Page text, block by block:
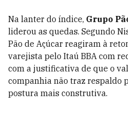
Na lanter do índice, Grupo
liderou as quedas. Segundo
Pão de Açúcar reagiram à
varejista pelo Itaú BBA com
com a justificativa de que o
companhia não traz respaldo
postura mais construtiva.